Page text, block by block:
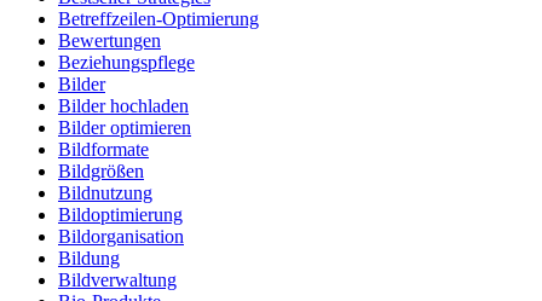
Betreffzeilen-Optimierung
Bewertungen
Beziehungspflege
Bilder
Bilder hochladen
Bilder optimieren
Bildformate
Bildgrößen
Bildnutzung
Bildoptimierung
Bildorganisation
Bildung
Bildverwaltung